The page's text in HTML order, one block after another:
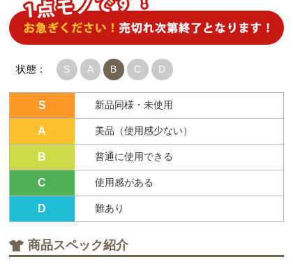
状態： S A B C D
S 新品同様・未使用
A 美品（使用感少ない）
B 普通に使用できる
C 使用感がある
D 難あり
商品スペック紹介